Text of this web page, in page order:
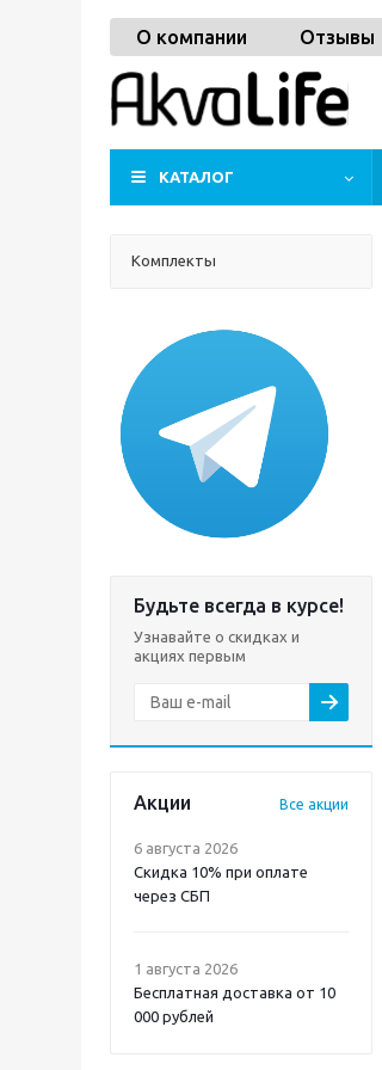
О компании Отзывы
КАТАЛОГ
Комплекты
Будьте всегда в курсе!
Узнавайте о скидках и
акциях первым
Акции Все акции
6 августа 2026
Скидка 10% при оплате
через СБП
1 августа 2026
Бесплатная доставка от 10
000 рублей